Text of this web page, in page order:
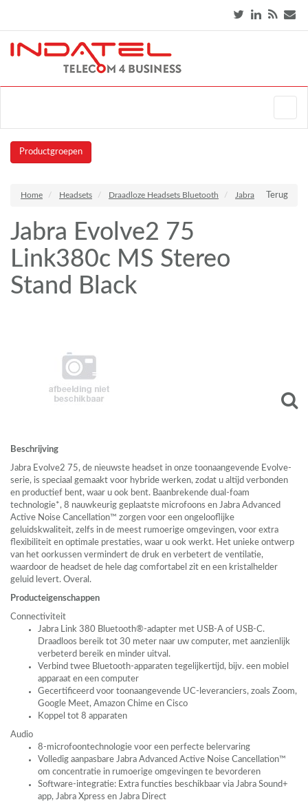
Productgroepen
Terug
Home Headsets Draadloze Headsets Bluetooth Jabra
Jabra Evolve2 75
Link380c MS Stereo
Stand Black
Beschrijving
Jabra Evolve2 75, de nieuwste headset in onze toonaangevende Evolve-
serie, is speciaal gemaakt voor hybride werken, zodat u altijd verbonden
en productief bent, waar u ook bent. Baanbrekende dual-foam
technologie*, 8 nauwkeurig geplaatste microfoons en Jabra Advanced
Active Noise Cancellation™ zorgen voor een ongelooflijke
geluidskwaliteit, zelfs in de meest rumoerige omgevingen, voor extra
flexibiliteit en optimale prestaties, waar u ook werkt. Het unieke ontwerp
van het oorkussen vermindert de druk en verbetert de ventilatie,
waardoor de headset de hele dag comfortabel zit en een kristalhelder
geluid levert. Overal.
Producteigenschappen
Connectiviteit
Jabra Link 380 Bluetooth®-adapter met USB-A of USB-C.
Draadloos bereik tot 30 meter naar uw computer, met aanzienlijk
verbeterd bereik en minder uitval.
Verbind twee Bluetooth-apparaten tegelijkertijd, bijv. een mobiel
apparaat en een computer
Gecertificeerd voor toonaangevende UC-leveranciers, zoals Zoom,
Google Meet, Amazon Chime en Cisco
Koppel tot 8 apparaten
Audio
8-microfoontechnologie voor een perfecte belervaring
Volledig aanpasbare Jabra Advanced Active Noise Cancellation™
om concentratie in rumoerige omgevingen te bevorderen
Software-integratie: Extra functies beschikbaar via Jabra Sound+
app, Jabra Xpress en Jabra Direct